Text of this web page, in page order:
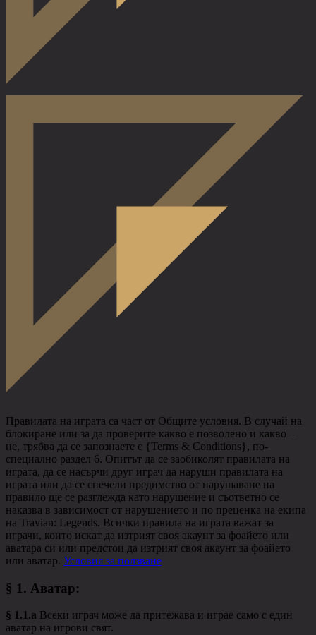
Правилата на играта са част от Общите условия. В случай на
блокиране или за да проверите какво е позволено и какво –
не, трябва да се запознаете с {Terms & Conditions}, по-
специално раздел 6. Опитът да се заобиколят правилата на
играта, да се насърчи друг играч да наруши правилата на
играта или да се спечели предимство от нарушаване на
правило ще се разглежда като нарушение и съответно се
наказва в зависимост от нарушението и по преценка на екипа
на Travian: Legends. Всички правила на играта важат за
играчи, които искат да изтрият своя акаунт за фоайето или
аватара си или предстои да изтрият своя акаунт за фоайето
или аватар. Условия за ползване
§ 1. Аватар:
§ 1.1.a Всеки играч може да притежава и играе само с един
аватар на игрови свят.